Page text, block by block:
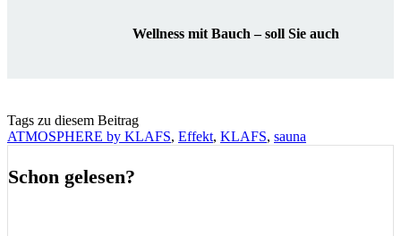
Wellness mit Bauch – soll Sie auch
Tags zu diesem Beitrag
ATMOSPHERE by KLAFS, Effekt, KLAFS, sauna
Schon gelesen?